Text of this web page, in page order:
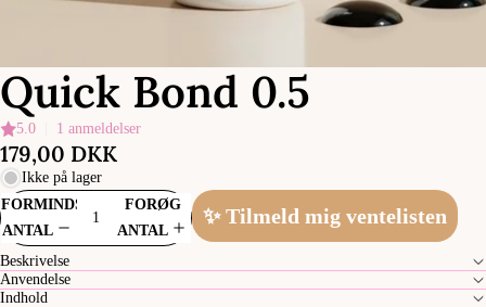
Quick Bond 0.5
5.0 1 anmeldelser
179,00 DKK
Ikke på lager
FORMINDSK
ANTAL
FORØG
ANTAL
✨ Tilmeld mig ventelisten
Beskrivelse
Anvendelse
Indhold